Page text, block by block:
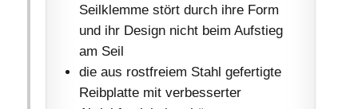
Seilklemme stört durch ihre Form
und ihr Design nicht beim Aufstieg
am Seil
die aus rostfreiem Stahl gefertigte
Reibplatte mit verbesserter